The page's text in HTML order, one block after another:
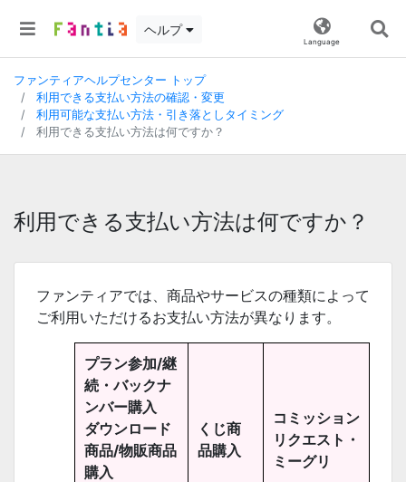
ヘルプ
Language
ファンティアヘルプセンター トップ
利用できる支払い方法の確認・変更
利用可能な支払い方法・引き落としタイミング
利用できる支払い方法は何ですか？
利用できる支払い方法は何ですか？
ファンティアでは、商品やサービスの種類によって
ご利用いただけるお支払い方法が異なります。
プラン参加/継
続・バックナ
ンバー購入
ダウンロード
商品/物販商品
購入
くじ商
品購入
コミッション
リクエスト・
ミーグリ